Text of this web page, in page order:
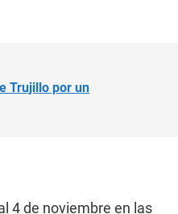
Trujillo por un
4 de noviembre en las